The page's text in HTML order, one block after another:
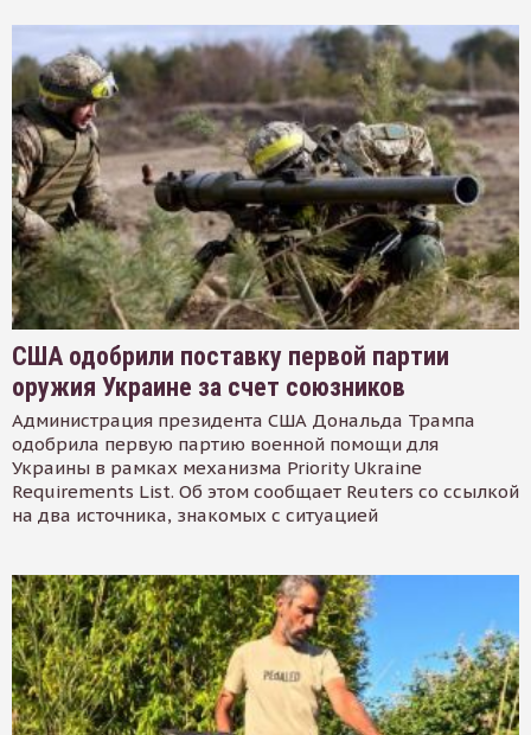
США одобрили поставку первой партии
оружия Украине за счет союзников
Администрация президента США Дональда Трампа
одобрила первую партию военной помощи для
Украины в рамках механизма Priority Ukraine
Requirements List. Об этом сообщает Reuters со ссылкой
на два источника, знакомых с ситуацией